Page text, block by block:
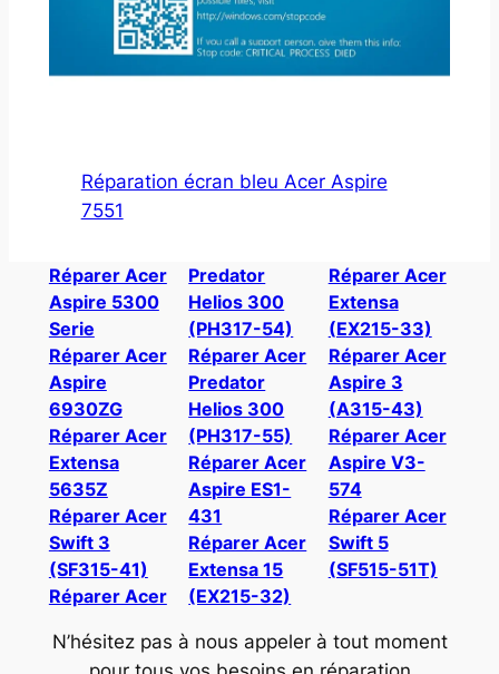
Réparation écran bleu Acer Aspire
7551
Réparer Acer
Aspire 5300
Serie
Réparer Acer
Aspire
6930ZG
Réparer Acer
Extensa
5635Z
Réparer Acer
Swift 3
(SF315-41)
Réparer Acer
Predator
Helios 300
(PH317-54)
Réparer Acer
Predator
Helios 300
(PH317-55)
Réparer Acer
Aspire ES1-
431
Réparer Acer
Extensa 15
(EX215-32)
Réparer Acer
Extensa
(EX215-33)
Réparer Acer
Aspire 3
(A315-43)
Réparer Acer
Aspire V3-
574
Réparer Acer
Swift 5
(SF515-51T)
N’hésitez pas à nous appeler à tout moment